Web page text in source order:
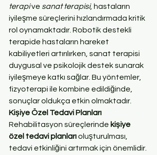
terapi ve sanat terapisi, hastaların
iyileşme süreçlerini hızlandırmada kritik
rol oynamaktadır. Robotik destekli
terapide hastaların hareket
kabiliyetleri artırılırken, sanat terapisi
duygusal ve psikolojik destek sunarak
iyileşmeye katkı sağlar. Bu yöntemler,
fizyoterapi ile kombine edildiğinde,
sonuçlar oldukça etkin olmaktadır.
Kişiye Özel Tedavi Planları
Rehabilitasyon süreçlerinde kişiye
özel tedavi planları oluşturulması,
tedavi etkinliğini artırmak için önemlidir.